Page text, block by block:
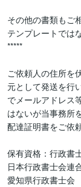
その他の書類もご
テンプレートでは
*****
ご依頼人の住所を
元として発送を行
でメールアドレス
はないが当事務所
配達証明書をご依
保有資格：行政書
日本行政書士会連
愛知県行政書士会